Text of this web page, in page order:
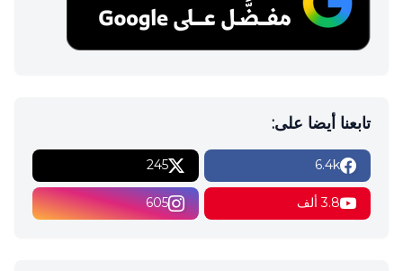
تابعنا أيضا على:
6.4k
245
3.8 ألف 605